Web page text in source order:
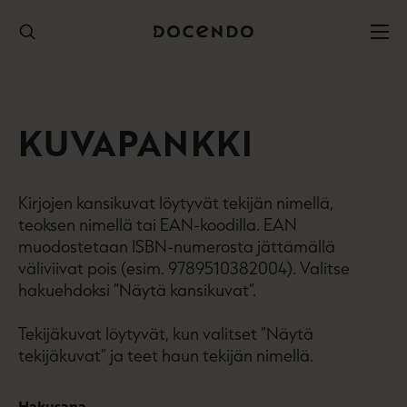
sisältöön
KUVAPANKKI
Kirjojen kansikuvat löytyvät tekijän nimellä,
teoksen nimellä tai EAN-koodilla. EAN
muodostetaan ISBN-numerosta jättämällä
väliviivat pois (esim. 9789510382004). Valitse
hakuehdoksi ”Näytä kansikuvat”.
Tekijäkuvat löytyvät, kun valitset ”Näytä
tekijäkuvat” ja teet haun tekijän nimellä.